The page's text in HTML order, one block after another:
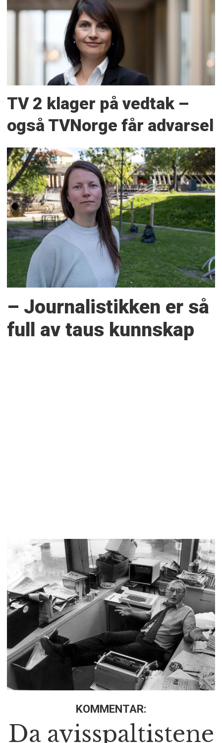
TV 2 klager på vedtak –
også TVNorge får advarsel
– Journalistikken er så
full av taus kunnskap
KOMMENTAR:
Da avisspaltistene